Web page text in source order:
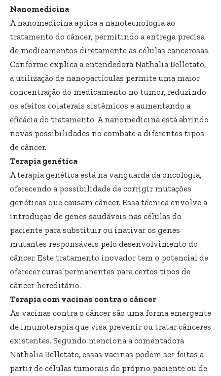
Nanomedicina
A nanomedicina aplica a nanotecnologia ao
tratamento do câncer, permitindo a entrega precisa
de medicamentos diretamente às células cancerosas.
Conforme explica a entendedora Nathalia Belletato,
a utilização de nanopartículas permite uma maior
concentração do medicamento no tumor, reduzindo
os efeitos colaterais sistêmicos e aumentando a
eficácia do tratamento. A nanomedicina está abrindo
novas possibilidades no combate a diferentes tipos
de câncer.
Terapia genética
A terapia genética está na vanguarda da oncologia,
oferecendo a possibilidade de corrigir mutações
genéticas que causam câncer. Essa técnica envolve a
introdução de genes saudáveis nas células do
paciente para substituir ou inativar os genes
mutantes responsáveis pelo desenvolvimento do
câncer. Este tratamento inovador tem o potencial de
oferecer curas permanentes para certos tipos de
câncer hereditário.
Terapia com vacinas contra o câncer
As vacinas contra o câncer são uma forma emergente
de imunoterapia que visa prevenir ou tratar cânceres
existentes. Segundo menciona a comentadora
Nathalia Belletato, essas vacinas podem ser feitas a
partir de células tumorais do próprio paciente ou de